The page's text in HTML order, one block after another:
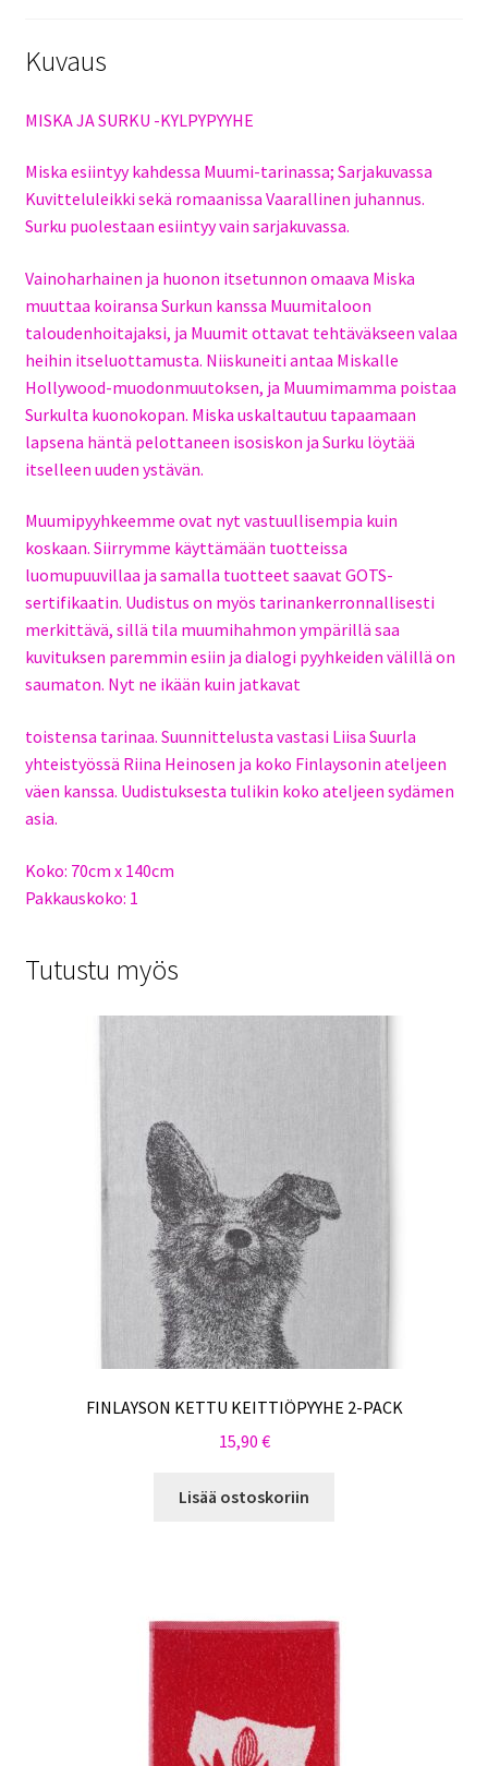
Kuvaus
MISKA JA SURKU -KYLPYPYYHE
Miska esiintyy kahdessa Muumi-tarinassa; Sarjakuvassa
Kuvitteluleikki sekä romaanissa Vaarallinen juhannus.
Surku puolestaan esiintyy vain sarjakuvassa.
Vainoharhainen ja huonon itsetunnon omaava Miska
muuttaa koiransa Surkun kanssa Muumitaloon
taloudenhoitajaksi, ja Muumit ottavat tehtäväkseen valaa
heihin itseluottamusta. Niiskuneiti antaa Miskalle
Hollywood-muodonmuutoksen, ja Muumimamma poistaa
Surkulta kuonokopan. Miska uskaltautuu tapaamaan
lapsena häntä pelottaneen isosiskon ja Surku löytää
itselleen uuden ystävän.
Muumipyyhkeemme ovat nyt vastuullisempia kuin
koskaan. Siirrymme käyttämään tuotteissa
luomupuuvillaa ja samalla tuotteet saavat GOTS-
sertifikaatin. Uudistus on myös tarinankerronnallisesti
merkittävä, sillä tila muumihahmon ympärillä saa
kuvituksen paremmin esiin ja dialogi pyyhkeiden välillä on
saumaton. Nyt ne ikään kuin jatkavat
toistensa tarinaa. Suunnittelusta vastasi Liisa Suurla
yhteistyössä Riina Heinosen ja koko Finlaysonin ateljeen
väen kanssa. Uudistuksesta tulikin koko ateljeen sydämen
asia.
Koko: 70cm x 140cm
Pakkauskoko: 1
Tutustu myös
FINLAYSON KETTU KEITTIÖPYYHE 2-PACK
15,90 €
Lisää ostoskoriin